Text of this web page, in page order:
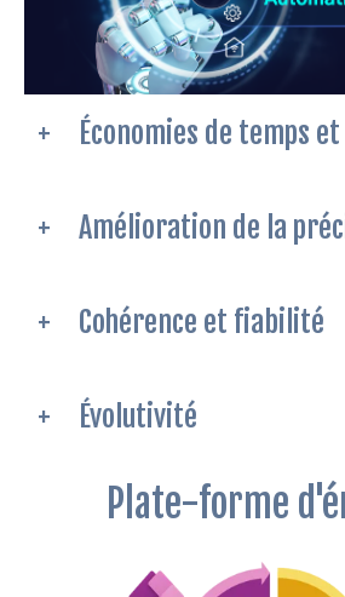
Économies de temps
Amélioration de la
Cohérence et fiabilité
Évolutivité
Plate-forme